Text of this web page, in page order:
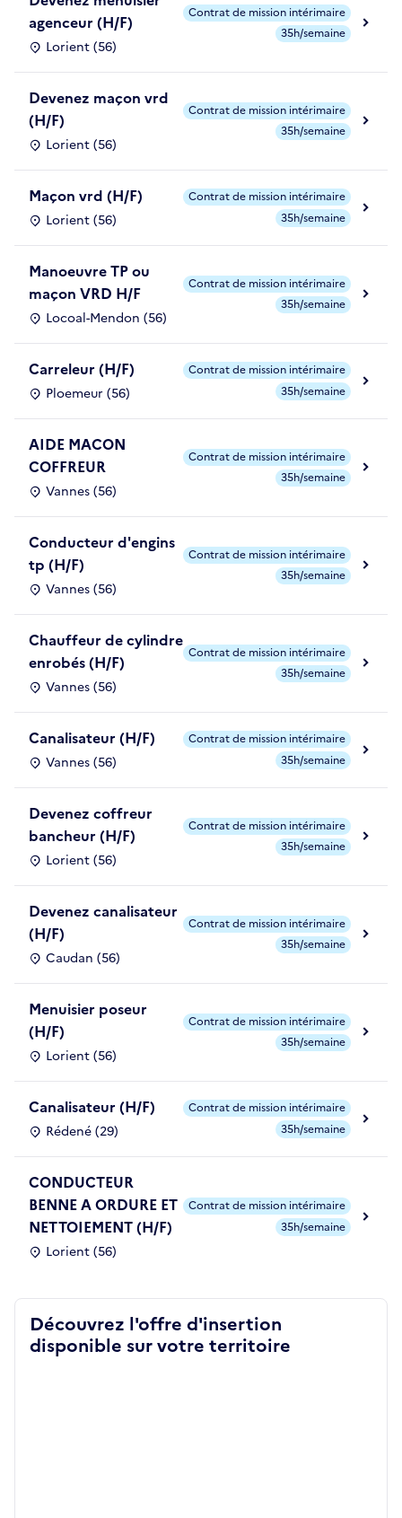
agenceur (H/F)
Lorient (56)
Contrat de mission intérimaire
35h/semaine
Devenez maçon vrd
(H/F)
Lorient (56)
Contrat de mission intérimaire
35h/semaine
Maçon vrd (H/F)
Lorient (56)
Contrat de mission intérimaire
35h/semaine
Manoeuvre TP ou
maçon VRD H/F
Locoal-Mendon (56)
Contrat de mission intérimaire
35h/semaine
Carreleur (H/F)
Ploemeur (56)
Contrat de mission intérimaire
35h/semaine
AIDE MACON
COFFREUR
Vannes (56)
Contrat de mission intérimaire
35h/semaine
Conducteur d'engins
tp (H/F)
Vannes (56)
Contrat de mission intérimaire
35h/semaine
Chauffeur de cylindre
enrobés (H/F)
Vannes (56)
Contrat de mission intérimaire
35h/semaine
Canalisateur (H/F)
Vannes (56)
Contrat de mission intérimaire
35h/semaine
Devenez coffreur
bancheur (H/F)
Lorient (56)
Contrat de mission intérimaire
35h/semaine
Devenez canalisateur
(H/F)
Caudan (56)
Contrat de mission intérimaire
35h/semaine
Menuisier poseur
(H/F)
Lorient (56)
Contrat de mission intérimaire
35h/semaine
Canalisateur (H/F)
Rédené (29)
Contrat de mission intérimaire
35h/semaine
CONDUCTEUR
BENNE A ORDURE ET
NETTOIEMENT (H/F)
Lorient (56)
Contrat de mission intérimaire
35h/semaine
Découvrez l'offre d'insertion
disponible sur votre territoire